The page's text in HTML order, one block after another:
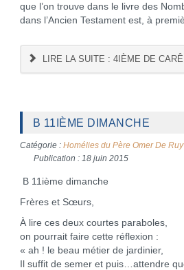
que l’on trouve dans le livre des
dans l’Ancien Testament est, à
LIRE LA SUITE : 4IÈME DE
B 11IÈME DIMANCHE
Catégorie : Homélies du Père Omer De
Publication : 18 juin 2015
B 11ième dimanche
Frères et Sœurs,
À lire ces deux courtes paraboles,
on pourrait faire cette réflexion :
« ah ! le beau métier de jardinier,
Il suffit de semer et puis…attendre